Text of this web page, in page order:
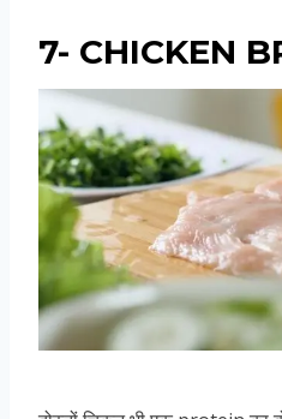
7- CHICKEN